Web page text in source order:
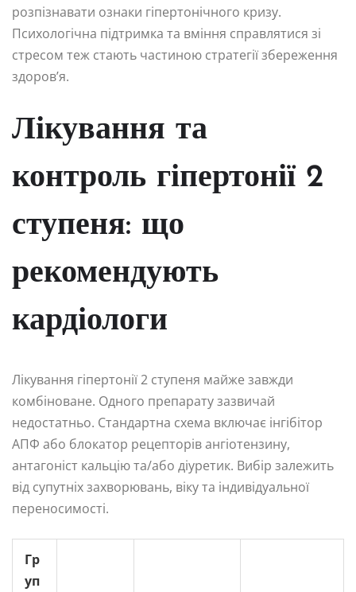
розпізнавати ознаки гіпертонічного кризу.
Психологічна підтримка та вміння справлятися зі
стресом теж стають частиною стратегії збереження
здоров’я.
Лікування та
контроль гіпертонії 2
ступеня: що
рекомендують
кардіологи
Лікування гіпертонії 2 ступеня майже завжди
комбіноване. Одного препарату зазвичай
недостатньо. Стандартна схема включає інгібітор
АПФ або блокатор рецепторів ангіотензину,
антагоніст кальцію та/або діуретик. Вибір залежить
від супутніх захворювань, віку та індивідуальної
переносимості.
Гр
уп